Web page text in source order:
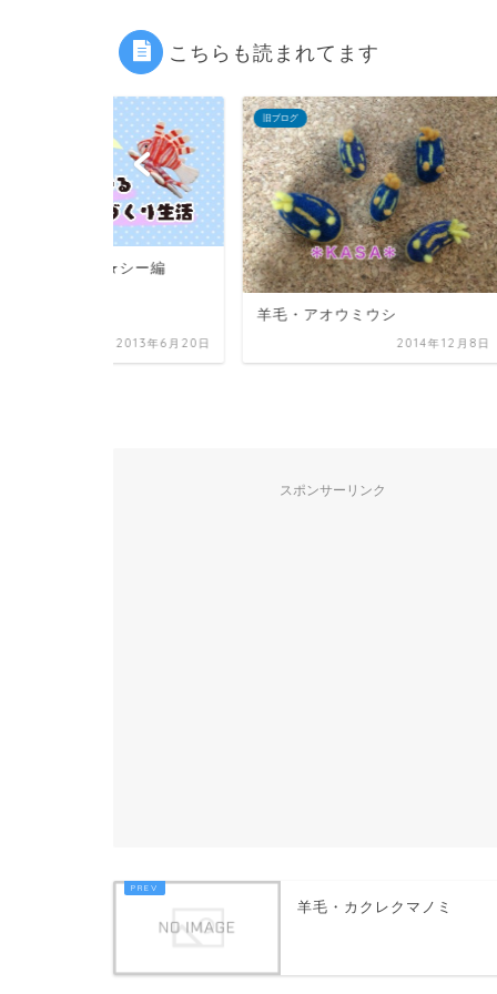
こちらも読まれてます
旧ブログ
羊毛・アオウミウシ
旧ブログ
今年一年
た☆
スポンサーリンク
羊毛・カクレクマノミ